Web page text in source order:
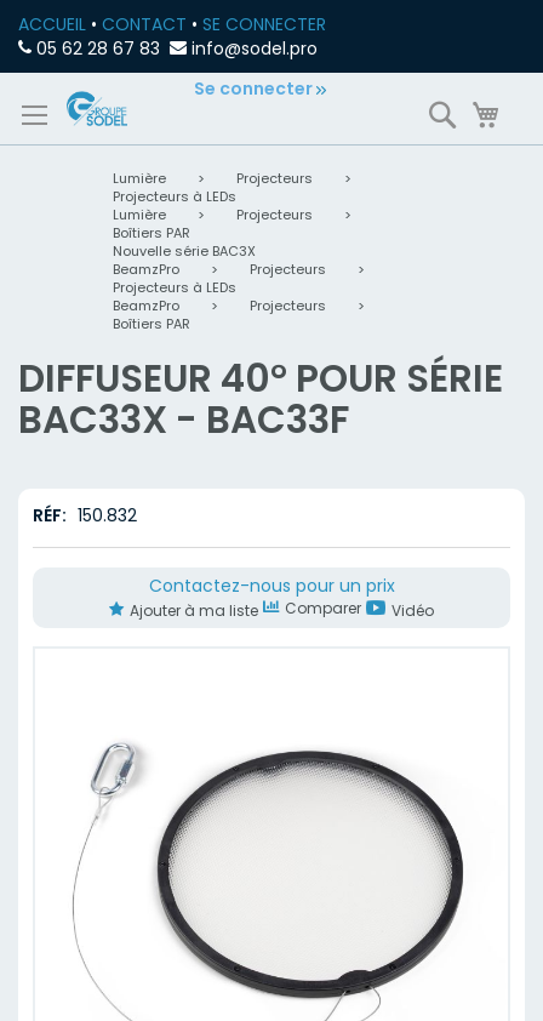
ACCUEIL • CONTACT • SE CONNECTER
05 62 28 67 83
info@sodel.pro
Se connecter
Lumière > Projecteurs
>
Projecteurs à LEDs
Lumière
> Projecteurs
>
Boîtiers PAR
Nouvelle série BAC3X
BeamzPro
> Projecteurs
>
Projecteurs à LEDs
BeamzPro
> Projecteurs
>
Boîtiers PAR
DIFFUSEUR 40° POUR SÉRIE
BAC33X - BAC33F
RÉF 150.832
Contactez-nous pour un prix
Ajouter à ma liste Comparer Vidéo
gallery